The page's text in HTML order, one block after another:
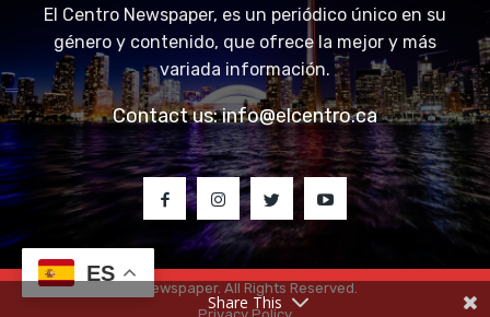
El Centro Newspaper, es un periódico único en su
género y contenido, que ofrece la mejor y más
variada información.
Contact us:info@elcentro.ca
© 2023 El Centro Newspaper. All Rights Reserved.
Privacy Policy
ES
Share This